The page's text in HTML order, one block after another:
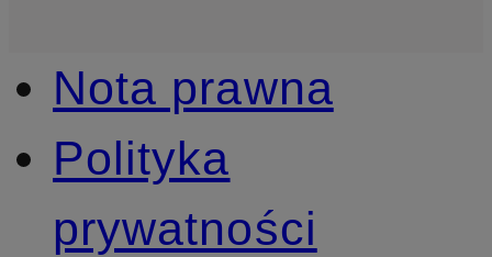
Nota prawna
Polityka
prywatności